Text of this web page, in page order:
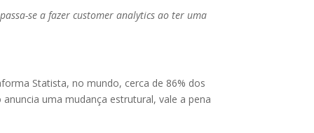
se a fazer customer analytics ao ter uma
Statista, no mundo, cerca de 86% dos
uma mudança estrutural, vale a pena